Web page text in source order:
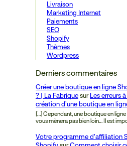
Livraison
Marketing Internet
Paiements
SEO
Shopify
Thèmes
Wordpress
Derniers commentaires
Créer une boutique en ligne
? | La Fabrique sur Les erreurs
création d’une boutique en
[…] Cependant, une boutique en
vous mènera pas bien loin… Il est
Votre programme d’affiliation